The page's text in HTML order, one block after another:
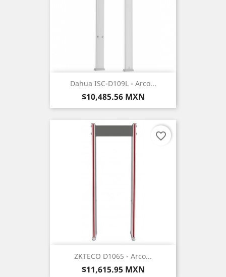
Dahua ISC-D109L - Arco...
Precio
$10,485.56 MXN
ZKTECO D1065 - Arco...
Precio
$11,615.95 MXN
favorite_border